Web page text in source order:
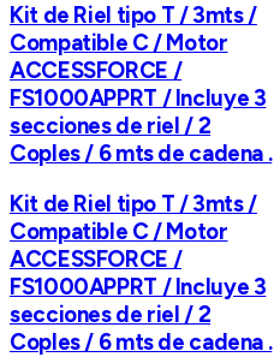
Kit de Riel tipo T / 3mts /
Compatible C / Motor
ACCESSFORCE /
FS1000APPRT / Incluye 3
secciones de riel / 2
Coples / 6 mts de cadena .
Kit de Riel tipo T / 3mts /
Compatible C / Motor
ACCESSFORCE /
FS1000APPRT / Incluye 3
secciones de riel / 2
Coples / 6 mts de cadena .